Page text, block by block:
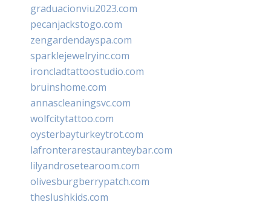
graduacionviu2023.com
pecanjackstogo.com
zengardendayspa.com
sparklejewelryinc.com
ironcladtattoostudio.com
bruinshome.com
annascleaningsvc.com
wolfcitytattoo.com
oysterbayturkeytrot.com
lafronterarestauranteybar.com
lilyandrosetearoom.com
olivesburgberrypatch.com
theslushkids.com